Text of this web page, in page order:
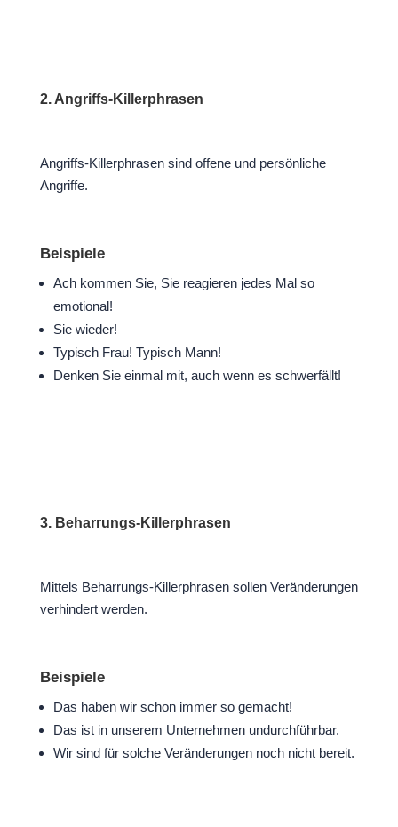
2. Angriffs-Killerphrasen
Angriffs-Killerphrasen sind offene und persönliche
Angriffe.
Beispiele
Ach kommen Sie, Sie reagieren jedes Mal so
emotional!
Sie wieder!
Typisch Frau! Typisch Mann!
Denken Sie einmal mit, auch wenn es schwerfällt!
3. Beharrungs-Killerphrasen
Mittels Beharrungs-Killerphrasen sollen Veränderungen
verhindert werden.
Beispiele
Das haben wir schon immer so gemacht!
Das ist in unserem Unternehmen undurchführbar.
Wir sind für solche Veränderungen noch nicht bereit.